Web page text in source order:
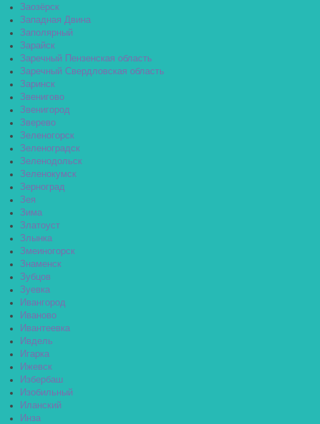
Заозёрск
Западная Двина
Заполярный
Зарайск
Заречный Пензенская область
Заречный Свердловская область
Заринск
Звенигово
Звенигород
Зверево
Зеленогорск
Зеленоградск
Зеленодольск
Зеленокумск
Зерноград
Зея
Зима
Златоуст
Злынка
Змеиногорск
Знаменск
Зубцов
Зуевка
Ивангород
Иваново
Ивантеевка
Ивдель
Игарка
Ижевск
Избербаш
Изобильный
Иланский
Инза